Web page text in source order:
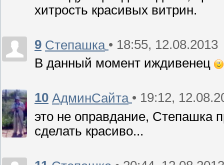
хитрость красивых витрин.
9 Степашка • 18:55, 12.08.2013
В данный момент иждивенец
10 АдминСайта • 19:12,
это не оправдание, Степашка
сделать красиво...